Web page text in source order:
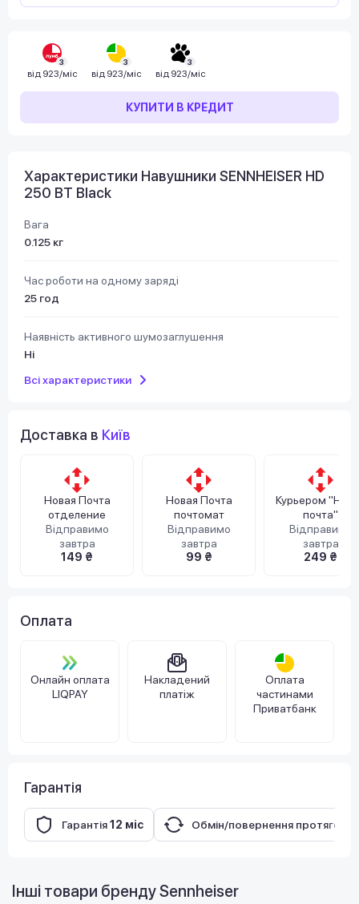
3
від 923/міс
3
від 923/міс
3
від 923/міс
КУПИТИ В КРЕДИТ
Характеристики Навушники SENNHEISER HD
250 BT Black
Вага
0.125 кг
Час роботи на одному заряді
25 год
Наявність активного шумозаглушення
Ні
Всі характеристики
Доставка в Київ
Новая Почта
отделение
Відправимо
завтра
149 ₴
Новая Почта
почтомат
Відправимо
завтра
99 ₴
Курьером
почта"
Відправимо
завтра
249 ₴
Оплата
Онлайн оплата
LIQPAY
Накладений
платіж
Оплата
частинами
Приватбанк
Гарантія
Гарантія12 міс Обмін/повернення протягом
Інші товари брендуSennheiser